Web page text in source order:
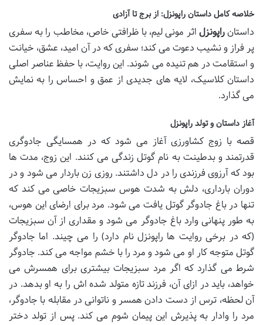
خلاصه کامل داستان راپونزل: از برج تا آزادی
داستانراپونزل اثر مونی لیم، با ظرافتی خاص، مخاطب را به سفری
پر فراز و نشیب دعوت می کند؛ سفری که در آن امید، عشق، خیانت
و استقامت در هم تنیده می شوند. این روایت، با حفظ عناصر اصلی
داستان کلاسیک، لایه های جدیدی از عمق و احساس را به نمایش
می گذارد.
آغاز داستان و تولد راپونزل
قصه با زوج کشاورزی آغاز می شود که در همسایگی جادوگری
قدرتمند و بدطینت به نام گوتل زندگی می کنند. این زوج، مدت ها
بود که آرزوی فرزندی را در دل داشتند. روزی زن باردار می شود و در
دوران بارداری، دلش به شدت هوس سبزیجات خاصی می کند که
تنها در باغ جادوگر گوتل یافت می شود. مرد برای ارضای این هوس،
به طور پنهانی وارد باغ جادوگر می شود و مقداری از آن سبزیجات
(که در برخی روایت ها راپونزل نام دارد) را می چیند. اما جادوگر
گوتل متوجه کار او می شود و مرد را با خشم مواجه می کند. جادوگر
شرط می گذارد که اگر مرد سبزیجات بیشتری برای همسرش می
خواهد، باید در ازای آن، فرزند تازه متولد شده اش را به او بدهد. در
آن لحظه، ترس از دست دادن همسر و ناتوانی در مقابله با جادوگر،
مرد را وادار به پذیرش این پیمان شوم می کند. پس از تولد دختر